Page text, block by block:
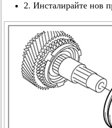
2. Инсталирайте нов